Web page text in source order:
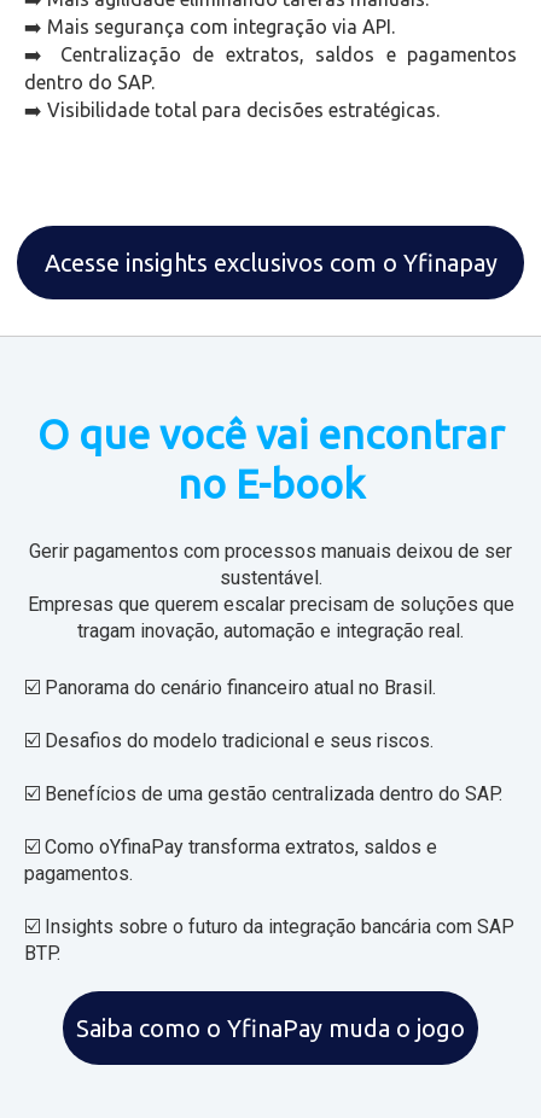
➡️ Mais segurança com integração via API.
➡️
Centralização de extratos, saldos e pagamentos
dentro do SAP.
➡️ Visibilidade total para decisões estratégicas.
Acesse insights exclusivos com o Yfinapay
O que você vai encontrar
no E-book
Gerir pagamentos com processos manuais deixou de ser
sustentável.
Empresas que querem escalar precisam de soluções que
tragam inovação, automação e integração real.
☑️ Panorama do cenário financeiro atual no Brasil.
☑️ Desafios do modelo tradicional e seus riscos.
☑️ Benefícios de uma gestão centralizada dentro do SAP.
☑️ Como oYfinaPay transforma extratos, saldos e
pagamentos.
☑️ Insights sobre o futuro da integração bancária com SAP
BTP.
Saiba como o YfinaPay muda o jogo